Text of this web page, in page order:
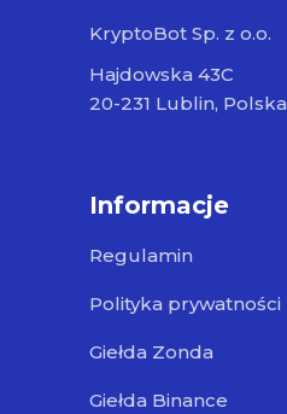
KryptoBot Sp. z o.o.
Hajdowska 43C
20-231 Lublin, Polska
Informacje
Regulamin
Polityka prywatności
Giełda Zonda
Giełda Binance